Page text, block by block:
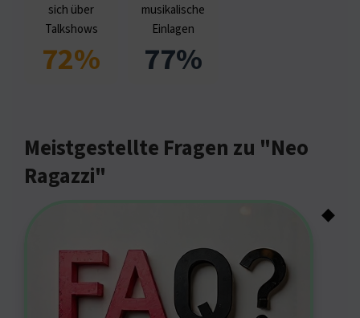
sich über
Talkshows
72%
musikalische
Einlagen
77%
Meistgestellte Fragen zu "Neo
Ragazzi"
◆